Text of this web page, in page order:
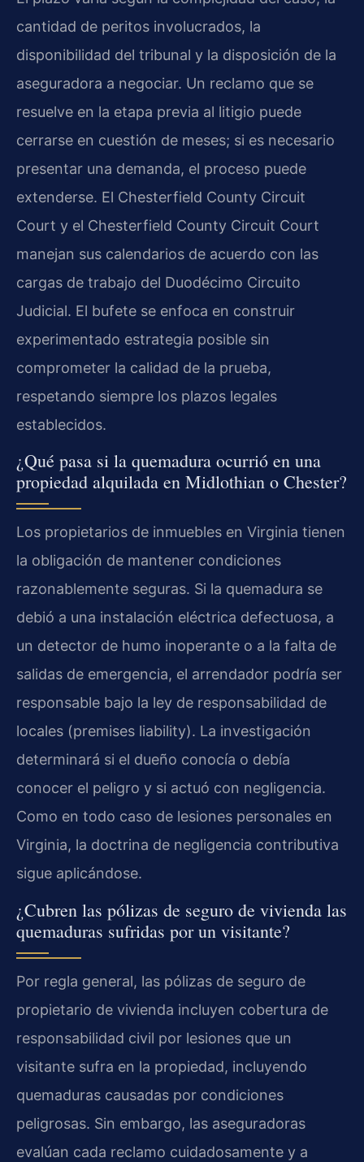
cantidad de peritos involucrados, la
disponibilidad del tribunal y la disposición de la
aseguradora a negociar. Un reclamo que se
resuelve en la etapa previa al litigio puede
cerrarse en cuestión de meses; si es necesario
presentar una demanda, el proceso puede
extenderse. El Chesterfield County Circuit
Court y el Chesterfield County Circuit Court
manejan sus calendarios de acuerdo con las
cargas de trabajo del Duodécimo Circuito
Judicial. El bufete se enfoca en construir
experimentado estrategia posible sin
comprometer la calidad de la prueba,
respetando siempre los plazos legales
establecidos.
¿Qué pasa si la quemadura ocurrió en una
propiedad alquilada en Midlothian o Chester?
Los propietarios de inmuebles en Virginia tienen
la obligación de mantener condiciones
razonablemente seguras. Si la quemadura se
debió a una instalación eléctrica defectuosa, a
un detector de humo inoperante o a la falta de
salidas de emergencia, el arrendador podría ser
responsable bajo la ley de responsabilidad de
locales (premises liability). La investigación
determinará si el dueño conocía o debía
conocer el peligro y si actuó con negligencia.
Como en todo caso de lesiones personales en
Virginia, la doctrina de negligencia contributiva
sigue aplicándose.
¿Cubren las pólizas de seguro de vivienda las
quemaduras sufridas por un visitante?
Por regla general, las pólizas de seguro de
propietario de vivienda incluyen cobertura de
responsabilidad civil por lesiones que un
visitante sufra en la propiedad, incluyendo
quemaduras causadas por condiciones
peligrosas. Sin embargo, las aseguradoras
evalúan cada reclamo cuidadosamente y a